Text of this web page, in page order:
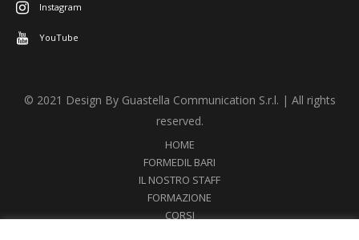
Instagram
YouTube
© 2021 Design By Guastella Communication S.r.l. | All rights
reserved.
HOME
FORMEDIL BARI
IL NOSTRO STAFF
FORMAZIONE
CORSI